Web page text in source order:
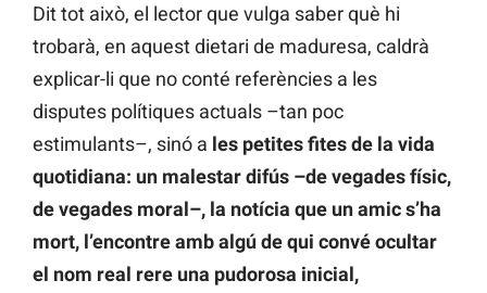
Dit tot això, el lector que vulga saber què hi
trobarà, en aquest dietari de maduresa, caldrà
explicar-li que no conté referències a les
disputes polítiques actuals –tan poc
estimulants–, sinó a les petites fites de la vida
quotidiana: un malestar difús –de vegades físic,
de vegades moral–, la notícia que un amic s’ha
mort, l’encontre amb algú de qui convé ocultar
el nom real rere una pudorosa inicial,